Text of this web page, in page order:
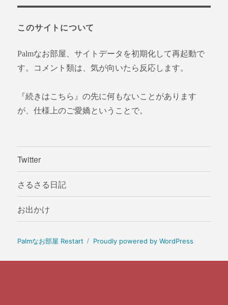
象:
このサイトについて
Palmなお部屋、サイトデータを初期化して再起動で
す。コメント類は、気が向いたら反応します。
『続きはこちら』の先に何もないことがあります
が、仕様上のご愛嬌ということで。
Twitter
さるさる日記
お出かけ
Palmなお部屋 Restart Proudly powered by WordPress